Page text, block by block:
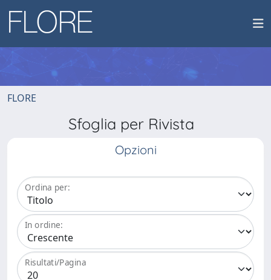
FLORE
Sfoglia per Rivista
Opzioni
Ordina per:
In ordine:
Risultati/Pagina